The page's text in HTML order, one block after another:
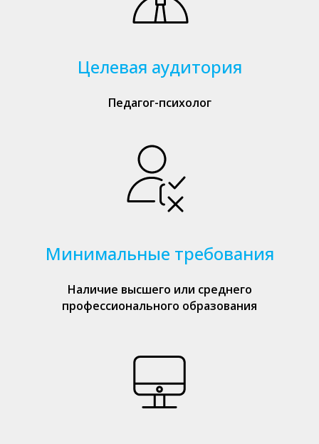
Целевая аудитория
Педагог-психолог
Минимальные требования
Наличие высшего или среднего
профессионального образования